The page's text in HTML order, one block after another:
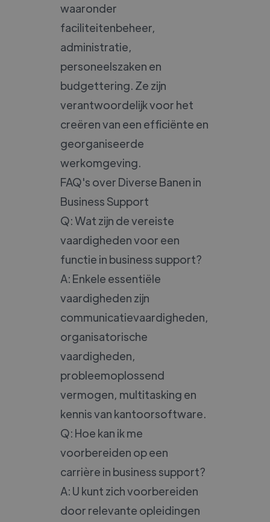
waaronder
faciliteitenbeheer,
administratie,
personeelszaken en
budgettering. Ze zijn
verantwoordelijk voor het
creëren van een efficiënte en
georganiseerde
werkomgeving.
FAQ's over Diverse Banen in
Business Support
Q: Wat zijn de vereiste
vaardigheden voor een
functie in business support?
A: Enkele essentiële
vaardigheden zijn
communicatievaardigheden,
organisatorische
vaardigheden,
probleemoplossend
vermogen, multitasking en
kennis van kantoorsoftware.
Q: Hoe kan ik me
voorbereiden op een
carrière in business support?
A: U kunt zich voorbereiden
door relevante opleidingen